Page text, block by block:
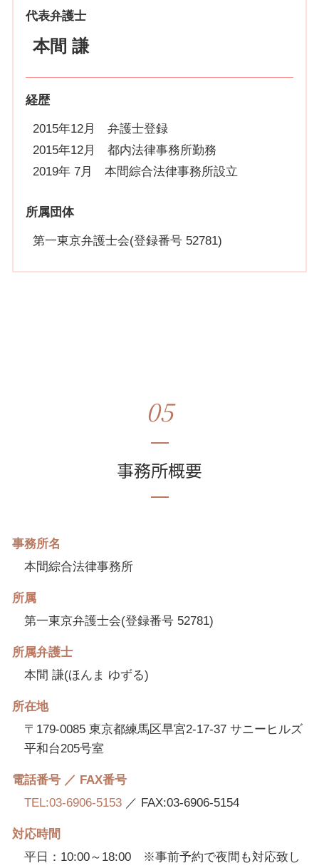
代表弁護士
本間 謙
経歴
2015年12月 弁護士登録
2015年12月 都内法律事務所勤務
2019年 7月 本間綜合法律事務所設立
所属団体
第一東京弁護士会(登録番号 52781)
05
事務所概要
事務所名
本間綜合法律事務所
所属
第一東京弁護士会(登録番号 52781)
所属弁護士
本間 謙(ほんま ゆずる)
所在地
〒179-0085 東京都練馬区早宮2-17-37 サニーヒルズ
平和台205号室
電話番号 ／ FAX番号
TEL:03-6906-5153 ／ FAX:03-6906-5154
対応時間
平日：10:00～18:00 ※事前予約で夜間も対応致し